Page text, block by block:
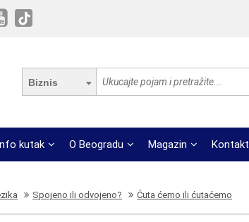
Biznis
kutak O Beogradu Magazin Kontakt
Spojeno ili odvojeno? Ćuta ćemo ili ćutaćemo